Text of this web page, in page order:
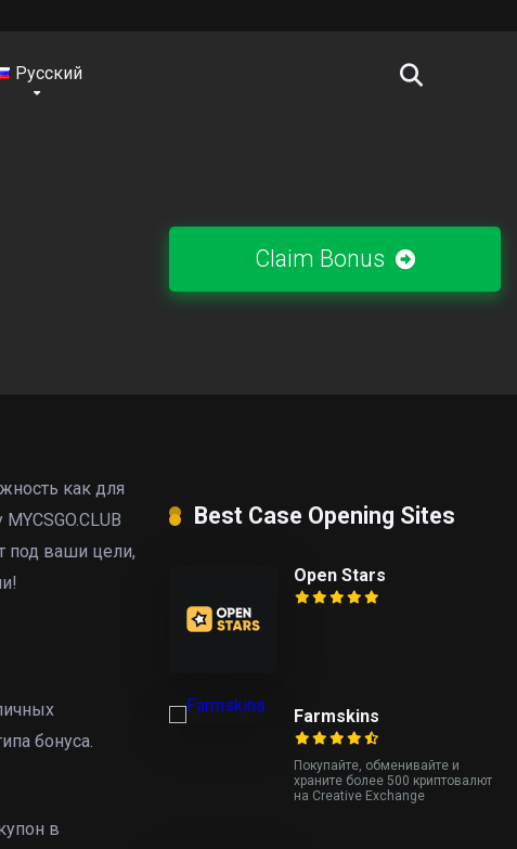
Русский
Claim Bonus
как для
под ваши цели,
бонуса.
в
Best Case Opening Sites
Open Stars
Farmskins
Покупайте, обменивайте и
храните более 500 криптовалют
на Creative Exchange